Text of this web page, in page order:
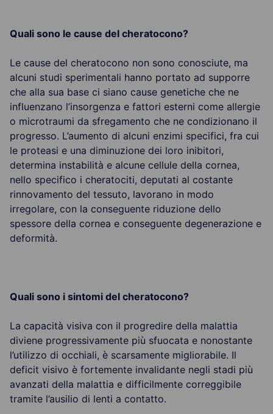
Quali sono le cause del cheratocono?
Le cause del cheratocono non sono conosciute, ma
alcuni studi sperimentali hanno portato ad supporre
che alla sua base ci siano cause genetiche che ne
influenzano l’insorgenza e fattori esterni come allergie
o microtraumi da sfregamento che ne condizionano il
progresso. L’aumento di alcuni enzimi specifici, fra cui
le proteasi e una diminuzione dei loro inibitori,
determina instabilità e alcune cellule della cornea,
nello specifico i cheratociti, deputati al costante
rinnovamento del tessuto, lavorano in modo
irregolare, con la conseguente riduzione dello
spessore della cornea e conseguente degenerazione e
deformità.
Quali sono i sintomi del cheratocono?
La capacità visiva con il progredire della malattia
diviene progressivamente più sfuocata e nonostante
l’utilizzo di occhiali, è scarsamente migliorabile. Il
deficit visivo è fortemente invalidante negli stadi più
avanzati della malattia e difficilmente correggibile
tramite l’ausilio di lenti a contatto.